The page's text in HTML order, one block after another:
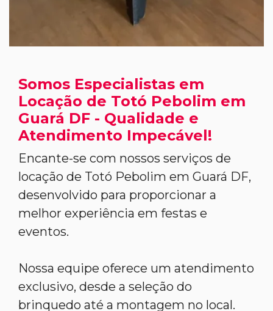
Somos Especialistas em
Locação de Totó Pebolim em
Guará DF - Qualidade e
Atendimento Impecável!
Encante-se com nossos serviços de
locação de Totó Pebolim em Guará DF,
desenvolvido para proporcionar a
melhor experiência em festas e
eventos.
Nossa equipe oferece um atendimento
exclusivo, desde a seleção do
brinquedo até a montagem no local.